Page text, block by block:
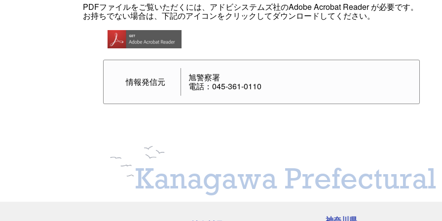
PDFファイルをご覧いただくには、アドビシステムズ社のAdobe Acrobat Reader が必要です。
お持ちでない場合は、下記のアイコンをクリックしてダウンロードしてください。
情報発信元 旭警察署
電話：045-361-0110
Kanagawa